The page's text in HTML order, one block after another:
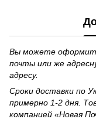
Вы можете
почты или же
адресу.
Сроки доставки по
примерно 1-2 дня.
компанией «Новая